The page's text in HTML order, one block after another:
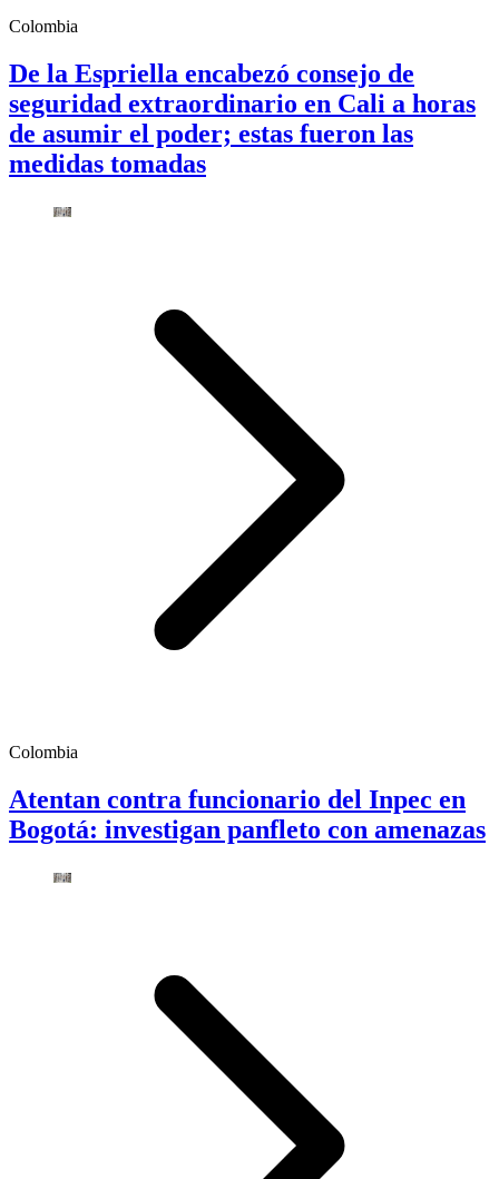
Colombia
De la Espriella encabezó consejo de
seguridad extraordinario en Cali a horas
de asumir el poder; estas fueron las
medidas tomadas
Colombia
Atentan contra funcionario del Inpec en
Bogotá: investigan panfleto con amenazas